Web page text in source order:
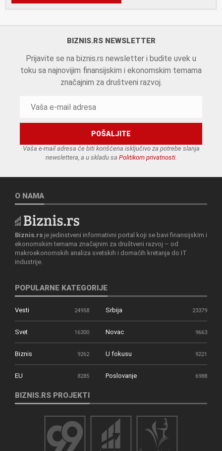
BIZNIS.RS NEWSLETTER
Prijavite se na biznis.rs newsletter i budite uvek u
toku sa najnovijim finansijskim i ekonomskim temama
značajnim za društveni razvoj.
Vaša e-mail adresa će biti korišćena isključivo za potrebe slanja
newslettera, a u skladu sa Politikom privatnosti.
O NAMA
Biznis.rs je jedinstveni informativni portal koji se bavi finansijskim i
ekonomskim temama značajnim za društveni razvoj – od
makroekonomskih analiza svetskih i domaćih kretanja do IT
industrije.
POPULARNE KATEGORIJE
Vesti 24958 Srbija 23379
Svet 16300 Novac 9663
Biznis 9262 U fokusu 9221
EU 8285 Poslovanje 6988
BIZNIS.RS PROJEKTI